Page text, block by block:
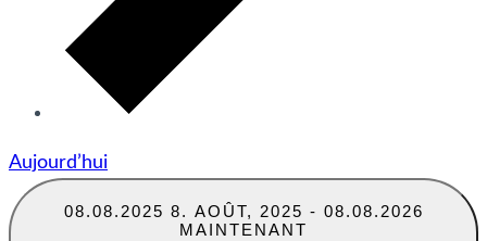
Aujourd’hui
08.08.2025 8. AOÛT, 2025 - 08.08.2026
MAINTENANT